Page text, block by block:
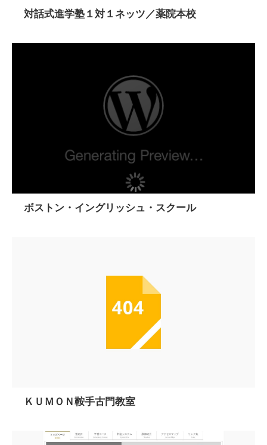
対話式進学塾１対１ネッツ／薬院本校
ボストン・イングリッシュ・スクール
ＫＵＭＯＮ鞍手古門教室